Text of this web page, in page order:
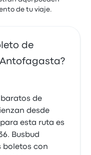
de tu viaje.
de
de
desde
esta ruta es
Busbud
boletos con